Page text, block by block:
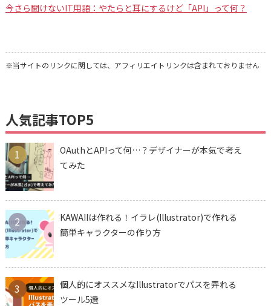
今さら聞けないIT用語：やたらと耳にするけど「API」って何？
※当サイトのリンクに関しては、アフィリエイトリンクは含まれておりません
人気記事TOP5
1
OAuthとAPIって何…？デザイナーが本気で考え
てみた
2
KAWAIIは作れる！イラレ(Illustrator)で作れる
簡単キャラクターの作り方
3
個人的にオススメなIllustratorでパスを弄れる
ツール5選